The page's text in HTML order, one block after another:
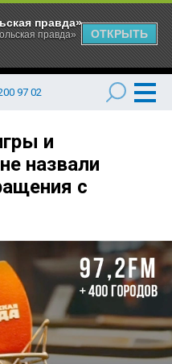
97 02
и
назвали
с
правда»
правда»
ОТКРЫТЬ